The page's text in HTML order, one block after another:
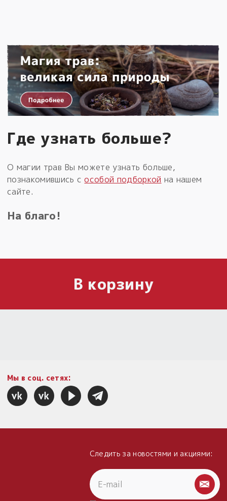
Где узнать больше?
О магии трав Вы можете узнать больше,
познакомившись сособой подборкой на нашем
сайте.
На благо!
В корзину
Мы в соц. сетях:
Следить за новостями и акциями: